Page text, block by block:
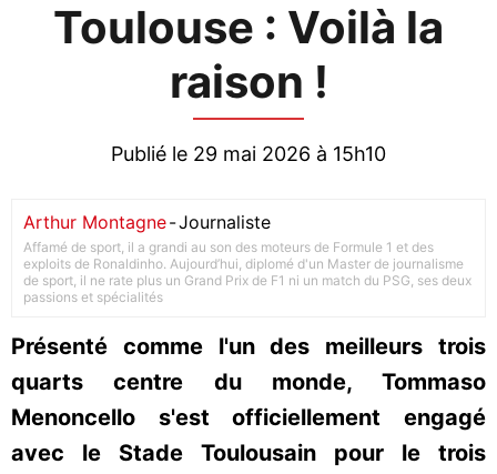
Toulouse : Voilà la
raison !
Publié le 29 mai 2026 à 15h10
Arthur Montagne-Journaliste
Affamé de sport, il a grandi au son des moteurs de Formule 1 et des
exploits de Ronaldinho. Aujourd’hui, diplomé d'un Master de journalisme
de sport, il ne rate plus un Grand Prix de F1 ni un match du PSG, ses deux
passions et spécialités
Présenté comme l'un des meilleurs trois
quarts centre du monde, Tommaso
Menoncello s'est officiellement engagé
avec le Stade Toulousain pour le trois